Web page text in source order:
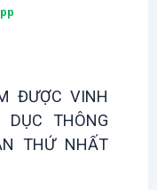
ĐƯỢC VINH
DỤC THÔNG
THỨ NHẤT